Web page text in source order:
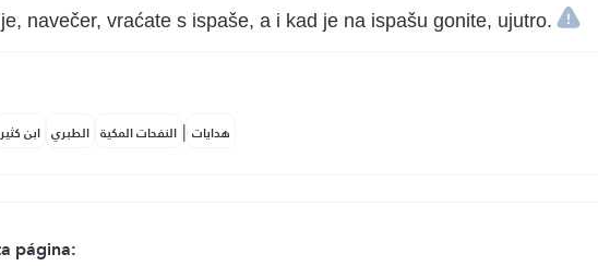
navečer, vraćate s ispaše, a i kad je na ispašu gonite, ujutro.
ابن كثير الطبري النفحات المكية | هدايات
página: